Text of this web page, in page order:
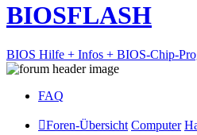
BIOSFLASH
BIOS Hilfe + Infos + BIOS-Chip-
FAQ
Foren-Übersicht Computer